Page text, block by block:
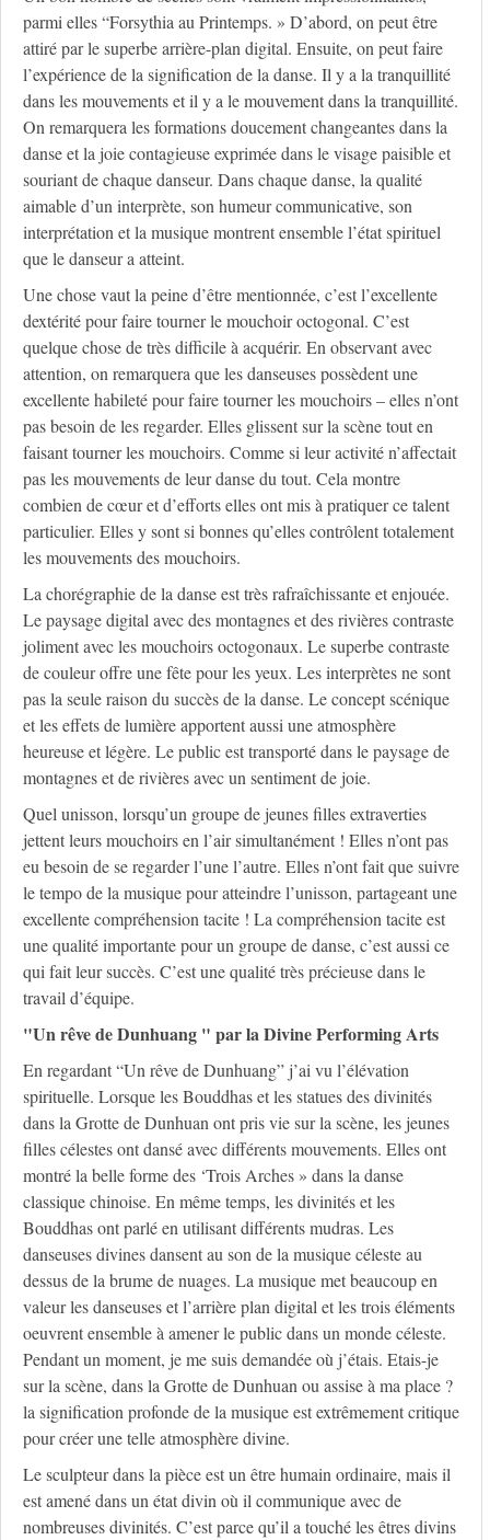
parmi elles “Forsythia au Printemps. » D’abord, on peut être
attiré par le superbe arrière-plan digital. Ensuite, on peut faire
l’expérience de la signification de la danse. Il y a la tranquillité
dans les mouvements et il y a le mouvement dans la tranquillité.
On remarquera les formations doucement changeantes dans la
danse et la joie contagieuse exprimée dans le visage paisible et
souriant de chaque danseur. Dans chaque danse, la qualité
aimable d’un interprète, son humeur communicative, son
interprétation et la musique montrent ensemble l’état spirituel
que le danseur a atteint.
Une chose vaut la peine d’être mentionnée, c’est l’excellente
dextérité pour faire tourner le mouchoir octogonal. C’est
quelque chose de très difficile à acquérir. En observant avec
attention, on remarquera que les danseuses possèdent une
excellente habileté pour faire tourner les mouchoirs – elles n’ont
pas besoin de les regarder. Elles glissent sur la scène tout en
faisant tourner les mouchoirs. Comme si leur activité n’affectait
pas les mouvements de leur danse du tout. Cela montre
combien de cœur et d’efforts elles ont mis à pratiquer ce talent
particulier. Elles y sont si bonnes qu’elles contrôlent totalement
les mouvements des mouchoirs.
La chorégraphie de la danse est très rafraîchissante et enjouée.
Le paysage digital avec des montagnes et des rivières contraste
joliment avec les mouchoirs octogonaux. Le superbe contraste
de couleur offre une fête pour les yeux. Les interprètes ne sont
pas la seule raison du succès de la danse. Le concept scénique
et les effets de lumière apportent aussi une atmosphère
heureuse et légère. Le public est transporté dans le paysage de
montagnes et de rivières avec un sentiment de joie.
Quel unisson, lorsqu’un groupe de jeunes filles extraverties
jettent leurs mouchoirs en l’air simultanément ! Elles n’ont pas
eu besoin de se regarder l’une l’autre. Elles n’ont fait que suivre
le tempo de la musique pour atteindre l’unisson, partageant une
excellente compréhension tacite ! La compréhension tacite est
une qualité importante pour un groupe de danse, c’est aussi ce
qui fait leur succès. C’est une qualité très précieuse dans le
travail d’équipe.
"Un rêve de Dunhuang " par la Divine Performing Arts
En regardant “Un rêve de Dunhuang” j’ai vu l’élévation
spirituelle. Lorsque les Bouddhas et les statues des divinités
dans la Grotte de Dunhuan ont pris vie sur la scène, les jeunes
filles célestes ont dansé avec différents mouvements. Elles ont
montré la belle forme des ‘Trois Arches » dans la danse
classique chinoise. En même temps, les divinités et les
Bouddhas ont parlé en utilisant différents mudras. Les
danseuses divines dansent au son de la musique céleste au
dessus de la brume de nuages. La musique met beaucoup en
valeur les danseuses et l’arrière plan digital et les trois éléments
oeuvrent ensemble à amener le public dans un monde céleste.
Pendant un moment, je me suis demandée où j’étais. Etais-je
sur la scène, dans la Grotte de Dunhuan ou assise à ma place ?
la signification profonde de la musique est extrêmement critique
pour créer une telle atmosphère divine.
Le sculpteur dans la pièce est un être humain ordinaire, mais il
est amené dans un état divin où il communique avec de
nombreuses divinités. C’est parce qu’il a touché les êtres divins